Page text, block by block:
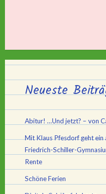
Neueste
Abitur! …Und jetzt? – von
Mit Klaus Pfesdorf geht ein
Friedrich-Schiller-
Rente
Schöne Ferien